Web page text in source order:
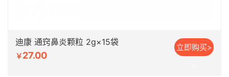
迪康 通窍鼻炎颗粒 2g×15袋
￥27.00
立即购买>